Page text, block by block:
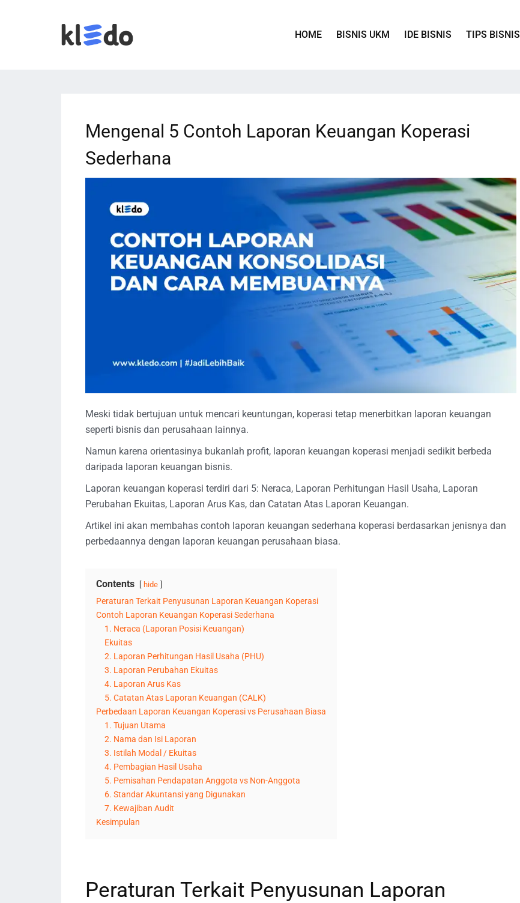
HOME BISNIS UKM IDE BISNIS TIPS BISNIS
Mengenal 5 Contoh Laporan Keuangan Koperasi
Sederhana
Meski tidak bertujuan untuk mencari keuntungan, koperasi tetap menerbitkan laporan keuangan
seperti bisnis dan perusahaan lainnya.
Namun karena orientasinya bukanlah profit, laporan keuangan koperasi menjadi sedikit berbeda
daripada laporan keuangan bisnis.
Laporan keuangan koperasi terdiri dari 5: Neraca, Laporan Perhitungan Hasil Usaha, Laporan
Perubahan Ekuitas, Laporan Arus Kas, dan Catatan Atas Laporan Keuangan.
Artikel ini akan membahas contoh laporan keuangan sederhana koperasi berdasarkan jenisnya dan
perbedaannya dengan laporan keuangan perusahaan biasa.
Contents hide
Peraturan Terkait Penyusunan Laporan Keuangan Koperasi
Contoh Laporan Keuangan Koperasi Sederhana
1. Neraca (Laporan Posisi Keuangan)
Ekuitas
2. Laporan Perhitungan Hasil Usaha (PHU)
3. Laporan Perubahan Ekuitas
4. Laporan Arus Kas
5. Catatan Atas Laporan Keuangan (CALK)
Perbedaan Laporan Keuangan Koperasi vs Perusahaan Biasa
1. Tujuan Utama
2. Nama dan Isi Laporan
3. Istilah Modal / Ekuitas
4. Pembagian Hasil Usaha
5. Pemisahan Pendapatan Anggota vs Non-Anggota
6. Standar Akuntansi yang Digunakan
7. Kewajiban Audit
Kesimpulan
Peraturan Terkait Penyusunan Laporan